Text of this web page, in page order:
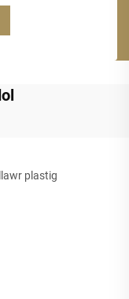
plastig